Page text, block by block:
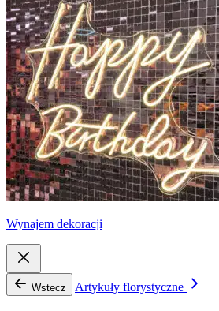
Wynajem dekoracji
Wstecz Artykuły florystyczne